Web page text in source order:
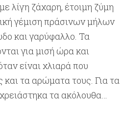
λίγη ζάχαρη, έτοιμη ζύμη
γέμιση πράσινων μήλων
και γαρύφαλλο. Τα
για μισή ώρα και
είναι χλιαρά που
και τα αρώματα τους. Για τα
τα ακόλουθα…